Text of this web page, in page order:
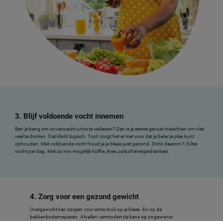
3. Blijf voldoende vocht innemen
Ben je bang om onverwacht urine te verliezen? Dan is je eerste gevoel misschien om niet
veel te drinken. Dat klinkt logisch. Toch zorgt het er niet voor dat je beter je plas kunt
ophouden. Met voldoende vocht houd je je blaas juist gezond. Drink daarom 1,5 liter
vocht per dag. Met zo min mogelijk koffie, thee, cola of energiedrankjes.
4. Zorg voor een gezond gewicht
Overgewicht kan zorgen voor extra druk op je blaas. En op de
bekkenbodemspieren. Afvallen vermindert de kans op ongewenst